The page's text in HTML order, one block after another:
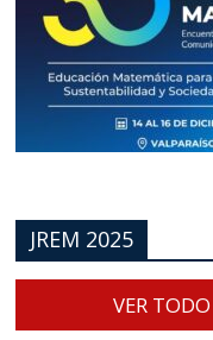
JREM 2025
VER